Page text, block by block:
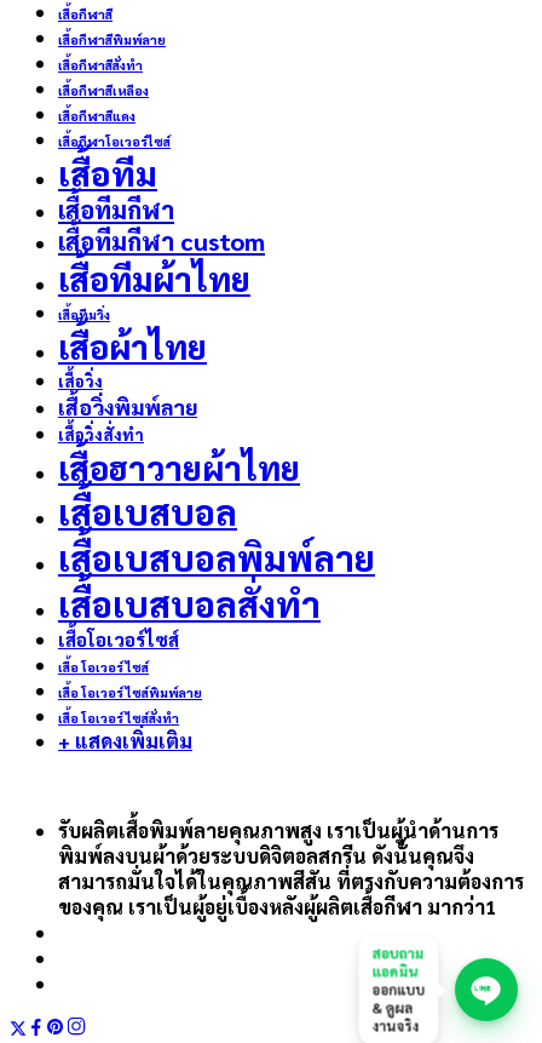
เสื้อกีฬาสี
เสื้อกีฬาสีพิมพ์ลาย
เสื้อกีฬาสีสั่งทำ
เสื้อกีฬาสีเหลือง
เสื้อกีฬาสีแดง
เสื้อกีฬาโอเวอร์ไซส์
เสื้อทีม
เสื้อทีมกีฬา
เสื้อทีมกีฬา custom
เสื้อทีมผ้าไทย
เสื้อทีมวิ่ง
เสื้อผ้าไทย
เสื้อวิ่ง
เสื้อวิ่งพิมพ์ลาย
เสื้อวิ่งสั่งทำ
เสื้อฮาวายผ้าไทย
เสื้อเบสบอล
เสื้อเบสบอลพิมพ์ลาย
เสื้อเบสบอลสั่งทำ
เสื้อโอเวอร์ไซส์
เสื้อ โอเวอร์ ไซส์
เสื้อ โอเวอร์ ไซส์พิมพ์ลาย
เสื้อ โอเวอร์ ไซส์สั่งทำ
+ แสดงเพิ่มเติม
รับผลิตเสื้อพิมพ์ลายคุณภาพสูง เราเป็นผู้นำด้านการ
พิมพ์ลงบนผ้าด้วยระบบดิจิตอลสกรีน ดังนั้นคุณจึง
สามารถมั่นใจได้ในคุณภาพสีสัน ที่ตรงกับความต้องการ
ของคุณ เราเป็นผู้อยู่เบื้องหลังผู้ผลิตเสื้อกีฬา มากว่า1
สอบถาม
แอดมิน
ออกแบบ
& ดูผล
งานจริง